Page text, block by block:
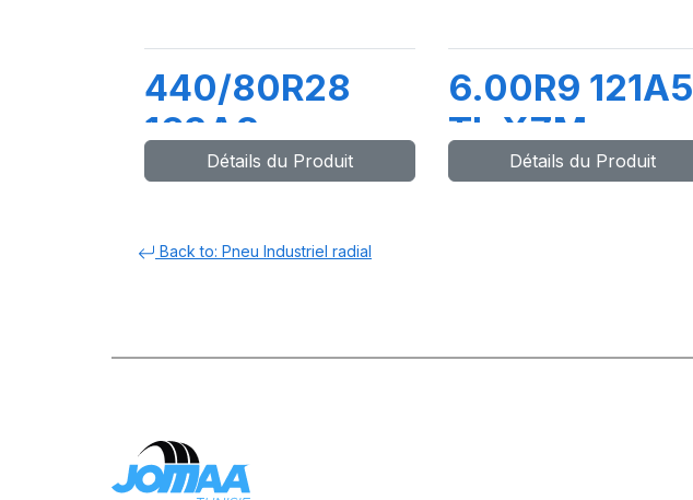
440/80R28
163A8
BIBLOAD HARD
Détails du Produit
6.00R9 121A5
TL XZM
Détails du Produit
Back to: Pneu Industriel radial